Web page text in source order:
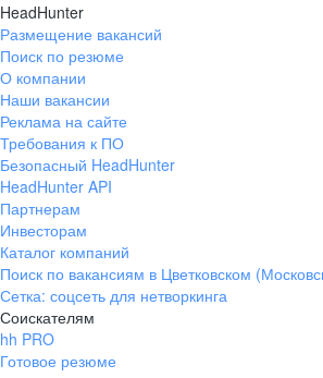
HeadHunter
Размещение вакансий
Поиск по резюме
О компании
Наши вакансии
Реклама на сайте
Требования к ПО
Безопасный HeadHunter
HeadHunter API
Партнерам
Инвесторам
Каталог компаний
Поиск по вакансиям в Цветковском
Сетка: соцсеть для нетворкинга
Соискателям
hh PRO
Готовое резюме